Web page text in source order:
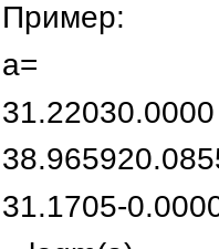
Пример:
а=
31.1705-